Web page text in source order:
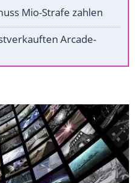
Mio-Strafe zahlen
Arcade-